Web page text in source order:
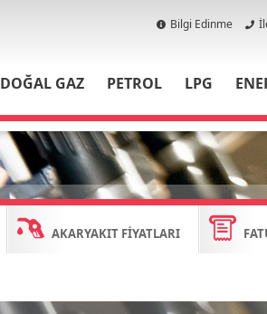
Bilgi Edinme
DOĞAL GAZ PETROL LPG
AKARYAKIT FİYATLARI